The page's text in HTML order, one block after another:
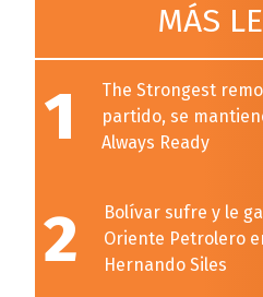
MÁS
1
The Strongest
partido, se
Always Ready
2
Bolívar sufre y le
Oriente Petrolero
Hernando Siles